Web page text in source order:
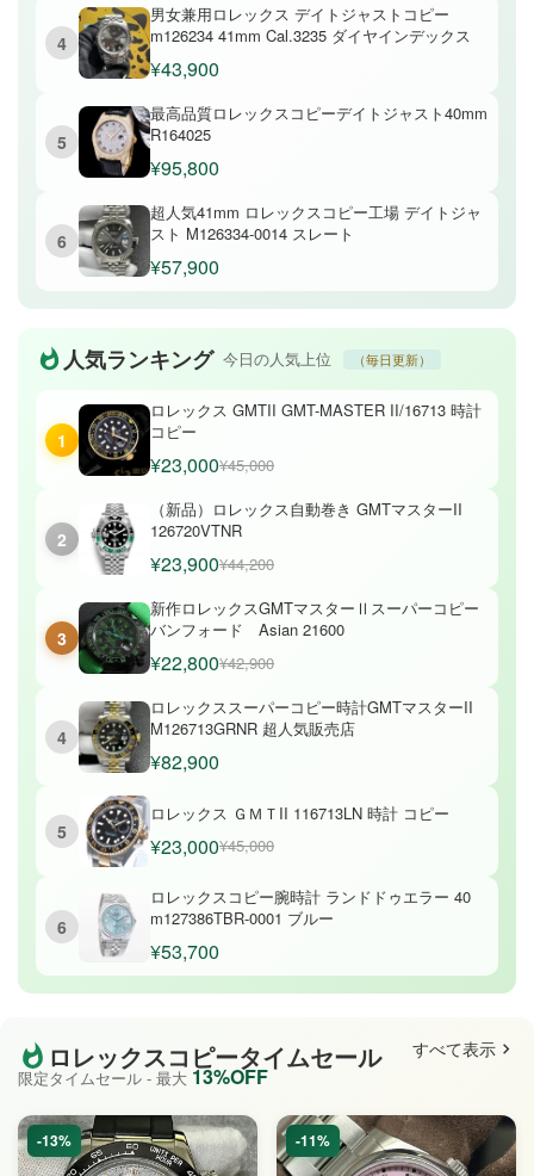
4
男女兼用ロレックス デイトジャストコピー
m126234 41mm Cal.3235 ダイヤインデックス
¥43,900
5
最高品質ロレックスコピーデイトジャスト40mm
R164025
¥95,800
6
超人気41mm ロレックスコピー工場 デイトジャ
スト M126334-0014 スレート
¥57,900
人気ランキング 今日の人気上位 （毎日更新）
1
ロレックス GMTII GMT-MASTER II/16713 時計
コピー
¥23,000¥45,000
2
（新品）ロレックス自動巻き GMTマスターII
126720VTNR
¥23,900¥44,200
3
新作ロレックスGMTマスターⅡスーパーコピー
バンフォード Asian 21600
¥22,800¥42,900
4
ロレックススーパーコピー時計GMTマスターII
M126713GRNR 超人気販売店
¥82,900
5
ロレックス ＧＭＴII 116713LN 時計 コピー
¥23,000¥45,000
6
ロレックスコピー腕時計 ランドドゥエラー 40
m127386TBR-0001 ブルー
¥53,700
ロレックスコピータイムセール すべて表示
限定タイムセール - 最大 13%OFF
-13% -11%